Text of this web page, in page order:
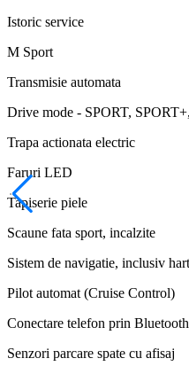
Istoric service
M Sport
Transmisie automata
Drive mode - SPORT,
Trapa actionata electric
Faruri LED
Tapiserie piele
Scaune fata sport, incalzite
Sistem de navigatie, inclusiv
Pilot automat (Cruise Control)
Conectare telefon prin
Senzori parcare spate cu afisaj